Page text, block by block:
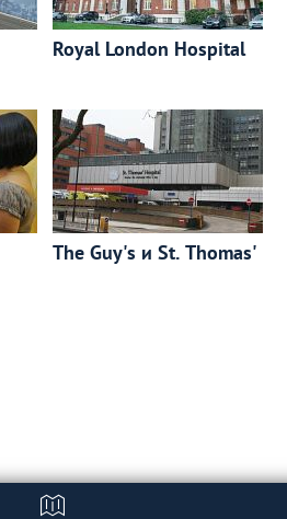
Royal London Hospital
The Guy's и St. Thomas'